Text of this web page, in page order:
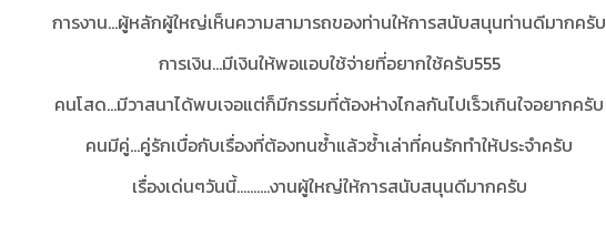
การงาน...ผู้หลักผู้ใหญ่เห็นความสามารถของท่านให้การสนับสนุนท่านดีมากครับ
การเงิน...มีเงินให้พอแอบใช้จ่ายที่อยากใช้ครับ555
คนโสด...มีวาสนาได้พบเจอแต่ก็มีกรรมที่ต้องห่างไกลกันไปเร็วเกินใจอยากครับ
คนมีคู่...คู่รักเบื่อกับเรื่องที่ต้องทนซ้ำแล้วซ้ำเล่าที่คนรักทำให้ประจำครับ
เรื่องเด่นๆวันนี้..........งานผู้ใหญ่ให้การสนับสนุนดีมากครับ